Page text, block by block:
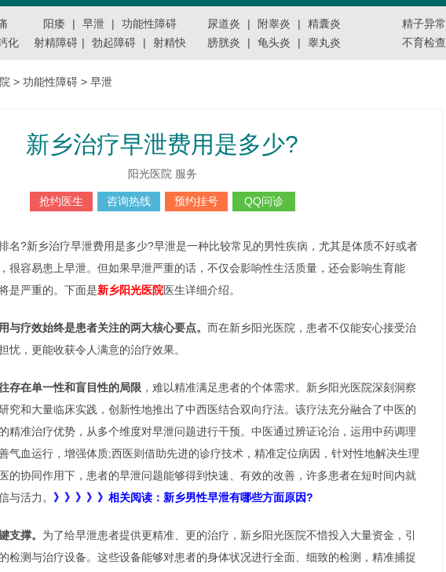
化
阳痿 | 早泄 |
功能性障碍
射精障碍 | 勃起障碍 | 射精快
尿道炎 | 附睾炎 |
精囊炎
膀胱炎
| 龟头炎 | 睾丸炎
精子异常
不育检查
> 功能性障碍 > 早泄
新乡治疗早泄费用是多少?
阳光医院 服务
抢约医生 咨询热线 预约挂号 QQ问诊
名?新乡治疗早泄费用是多少?早泄是一种比较常见的男性疾病，尤其是体质不好或者
很容易患上早泄。但如果早泄严重的话，不仅会影响性生活质量，还会影响生育能
是严重的。下面是新乡阳光医院医生详细介绍。
与疗效始终是患者关注的两大核心要点。 而在新乡阳光医院，患者不仅能安心接受治
忧，更能收获令人满意的治疗效果。
存在单一性和盲目性的局限 ，难以精准满足患者的个体需求。新乡阳光医院深刻洞察
究和大量临床实践，创新性地推出了中西医结合双向疗法。该疗法充分融合了中医的
精准治疗优势，从多个维度对早泄问题进行干预。中医通过辨证论治，运用中药调理
气血运行，增强体质;西医则借助先进的诊疗技术，精准定位病因，针对性地解决生理
的协同作用下，患者的早泄问题能够得到快速、有效的改善，许多患者在短时间内就
与活力。 》》》》》相关阅读：新乡男性早泄有哪些方面原因?
支撑。 为了给早泄患者提供更精准、更的治疗，新乡阳光医院不惜投入大量资金，引
检测与治疗设备。这些设备能够对患者的身体状况进行全面、细致的检测，精准捕捉